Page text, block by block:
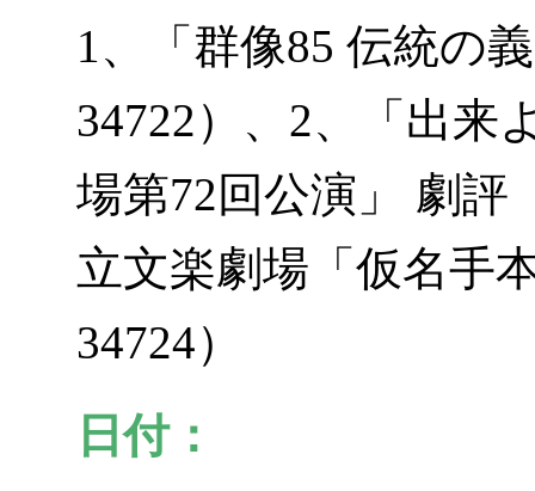
1、「群像85 伝統の
34722）、2、「出来
場第72回公演」 劇評
立文楽劇場「仮名手
34724）
日付：